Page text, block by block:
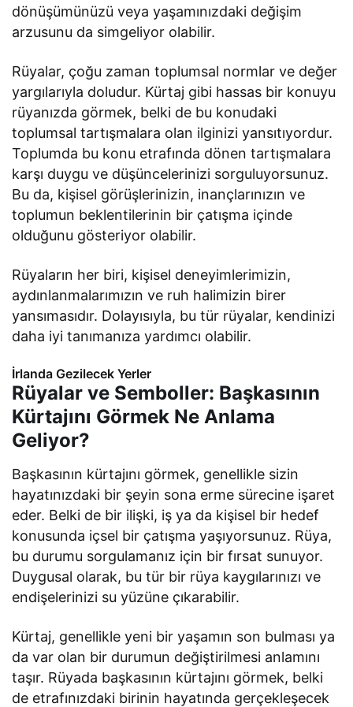
dönüşümünüzü veya yaşamınızdaki değişim
arzusunu da simgeliyor olabilir.
Rüyalar, çoğu zaman toplumsal normlar ve değer
yargılarıyla doludur. Kürtaj gibi hassas bir konuyu
rüyanızda görmek, belki de bu konudaki
toplumsal tartışmalara olan ilginizi yansıtıyordur.
Toplumda bu konu etrafında dönen tartışmalara
karşı duygu ve düşüncelerinizi sorguluyorsunuz.
Bu da, kişisel görüşlerinizin, inançlarınızın ve
toplumun beklentilerinin bir çatışma içinde
olduğunu gösteriyor olabilir.
Rüyaların her biri, kişisel deneyimlerimizin,
aydınlanmalarımızın ve ruh halimizin birer
yansımasıdır. Dolayısıyla, bu tür rüyalar, kendinizi
daha iyi tanımanıza yardımcı olabilir.
İrlanda Gezilecek Yerler
Rüyalar ve Semboller: Başkasının
Kürtajını Görmek Ne Anlama
Geliyor?
Başkasının kürtajını görmek, genellikle sizin
hayatınızdaki bir şeyin sona erme sürecine işaret
eder. Belki de bir ilişki, iş ya da kişisel bir hedef
konusunda içsel bir çatışma yaşıyorsunuz. Rüya,
bu durumu sorgulamanız için bir fırsat sunuyor.
Duygusal olarak, bu tür bir rüya kaygılarınızı ve
endişelerinizi su yüzüne çıkarabilir.
Kürtaj, genellikle yeni bir yaşamın son bulması ya
da var olan bir durumun değiştirilmesi anlamını
taşır. Rüyada başkasının kürtajını görmek, belki
de etrafınızdaki birinin hayatında gerçekleşecek